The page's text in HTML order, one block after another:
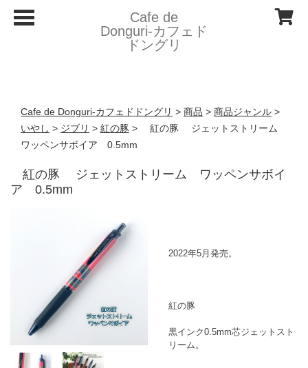
T
o
i
g
a
t
o
n
Cafe de
Donguri- カフェド
ドングリ
Cafe de Donguri- カフェドドングリ > 商品 > 商品ジャンル >
いやし > ジブリ > 紅の豚 >
紅の豚 ジェットストリーム
ワッペンサボイア 0.5mm
紅の豚 ジェットストリーム ワッペンサボイ
ア 0.5mm
2022年5月発売。
紅の豚
黒インク0.5mm芯ジェットスト
リーム。